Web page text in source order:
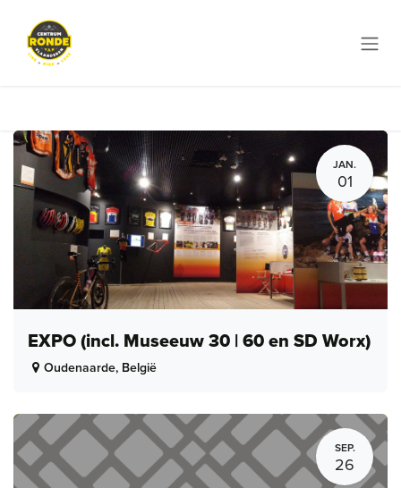
JAN.
01
EXPO (incl. Museeuw 30 | 60 en SD Worx)
Oudenaarde, België
SEP.
26